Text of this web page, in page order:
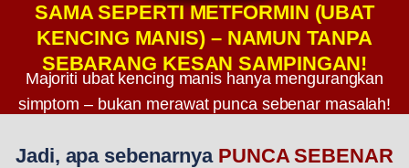
SAMA SEPERTI METFORMIN (UBAT
KENCING MANIS) – NAMUN TANPA
SEBARANG KESAN SAMPINGAN!
Majoriti ubat kencing manis hanya mengurangkan
simptom – bukan merawat punca sebenar masalah!
Jadi, apa sebenarnya PUNCA SEBENAR